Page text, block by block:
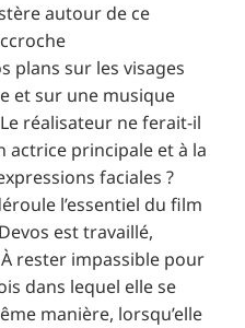
autour de ce
plans sur les visages
et sur une musique
réalisateur ne ferait-il
actrice principale et à la
faciales ?
l’essentiel du film
est travaillé,
rester impassible pour
dans lequel elle se
manière, lorsqu’elle